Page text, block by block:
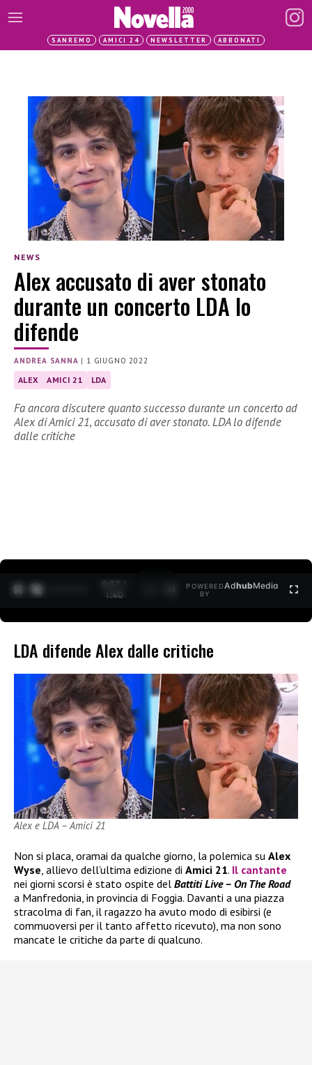
SANREMO AMICI 24 NEWSLETTER ABBONATI
NEWS
Alex accusato di aver stonato
durante un concerto LDA lo
difende
ANDREA SANNA | 1 GIUGNO 2022
ALEX AMICI 21 LDA
Fa ancora discutere quanto successo durante un concerto ad
Alex di Amici 21, accusato di aver stonato. LDA lo difende
dalle critiche
0:28 /
1:40
POWERED
BY
AdhubMedia
LDA difende Alex dalle critiche
Alex e LDA – Amici 21
Non si placa, oramai da qualche giorno, la polemica su Alex
Wyse, allievo dell’ultima edizione di Amici 21. Il cantante
nei giorni scorsi è stato ospite del Battiti Live – On The Road
a Manfredonia, in provincia di Foggia. Davanti a una piazza
stracolma di fan, il ragazzo ha avuto modo di esibirsi (e
commuoversi per il tanto affetto ricevuto), ma non sono
mancate le critiche da parte di qualcuno.